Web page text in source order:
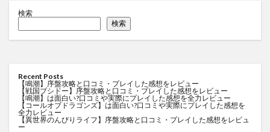
検索
検索
Recent Posts
【鳴潮】序盤攻略と口コミ・プレイした感想をレビュー
【戦国ブシドー】序盤攻略と口コミ・プレイした感想をレビュー
【鳴潮】は面白い?口コミや実際にプレイした感想を全力レビュー
【コールオブドラゴンズ】は面白い?口コミや実際にプレイした感想を
全力レビュー
【異世界のんびりライフ】序盤攻略と口コミ・プレイした感想をレビュ
ー